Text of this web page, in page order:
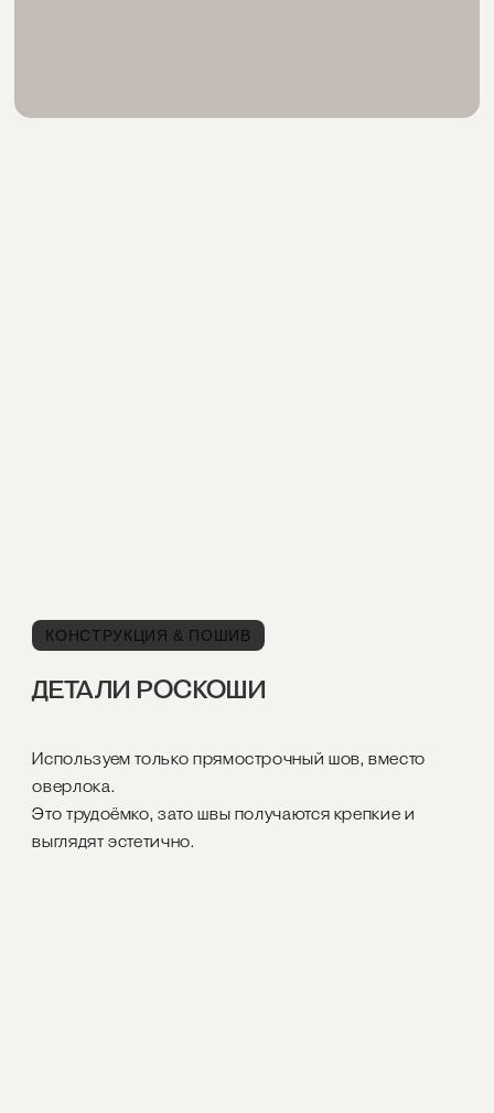
КОНСТРУКЦИЯ & ПОШИВ
ДЕТАЛИ РОСКОШИ
Используем только прямострочный шов, вместо
оверлока.
Это трудоёмко, зато швы получаются крепкие и
выглядят эстетично.